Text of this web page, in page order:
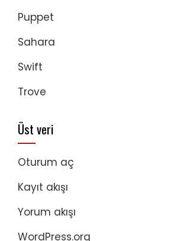
Puppet
Sahara
Swift
Trove
Üst veri
Oturum aç
Kayıt akışı
Yorum akışı
WordPress.org